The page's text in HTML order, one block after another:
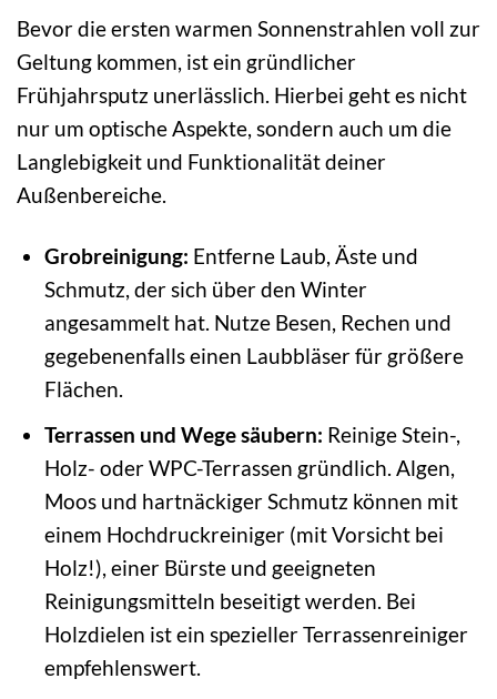
Bevor die ersten warmen Sonnenstrahlen voll zur
Geltung kommen, ist ein gründlicher
Frühjahrsputz unerlässlich. Hierbei geht es nicht
nur um optische Aspekte, sondern auch um die
Langlebigkeit und Funktionalität deiner
Außenbereiche.
Grobreinigung: Entferne Laub, Äste und
Schmutz, der sich über den Winter
angesammelt hat. Nutze Besen, Rechen und
gegebenenfalls einen Laubbläser für größere
Flächen.
Terrassen und Wege säubern: Reinige Stein-,
Holz- oder WPC-Terrassen gründlich. Algen,
Moos und hartnäckiger Schmutz können mit
einem Hochdruckreiniger (mit Vorsicht bei
Holz!), einer Bürste und geeigneten
Reinigungsmitteln beseitigt werden. Bei
Holzdielen ist ein spezieller Terrassenreiniger
empfehlenswert.